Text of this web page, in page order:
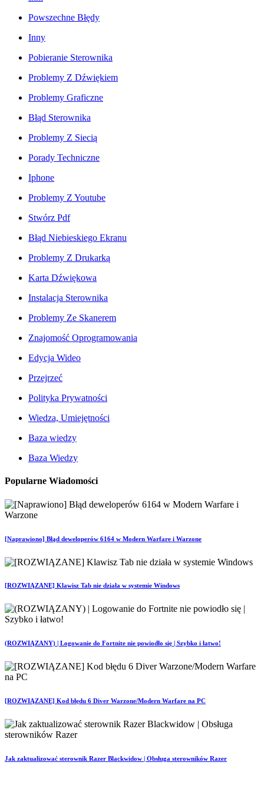
Powszechne Błędy
Inny
Pobieranie Sterownika
Problemy Z Dźwiękiem
Problemy Graficzne
Błąd Sterownika
Problemy Z Siecią
Porady Techniczne
Iphone
Problemy Z Youtube
Stwórz Pdf
Błąd Niebieskiego Ekranu
Problemy Z Drukarką
Karta Dźwiękowa
Instalacja Sterownika
Problemy Ze Skanerem
Znajomość Oprogramowania
Edycja Wideo
Przejrzeć
Polityka Prywatności
Wiedza, Umiejętności
Baza wiedzy
Baza Wiedzy
Popularne Wiadomości
[Naprawiono] Błąd deweloperów 6164 w Modern Warfare i Warzone
[ROZWIĄZANE] Klawisz Tab nie działa w systemie Windows
(ROZWIĄZANY) | Logowanie do Fortnite nie powiodło się | Szybko i łatwo!
[ROZWIĄZANE] Kod błędu 6 Diver Warzone/Modern Warfare na PC
Jak zaktualizować sterownik Razer Blackwidow | Obsługa sterowników Razer